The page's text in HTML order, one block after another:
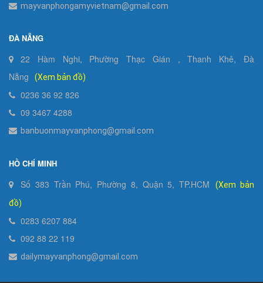
mayvanphongamyvietnam@gmail.com
ĐÀ NẴNG
22 Hàm Nghi, Phường Thạc Gián , Thanh Khê, Đà
Nẵng
(Xem bản đồ)
0236 36 92 826
09 3467 4288
banbuonmayvanphong@gmail.com
HỒ CHÍ MINH
Số 383 Trần Phú, Phường 8, Quận 5, TP.HCM
(Xem bản
đồ)
0283 6207 884
092 88 22 119
dailymayvanphong@gmail.com